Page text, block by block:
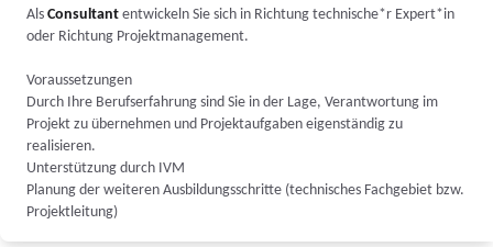
Als Consultant entwickeln Sie sich in Richtung technische*r Expert*in
oder Richtung Projektmanagement.
Voraussetzungen
Durch Ihre Berufserfahrung sind Sie in der Lage, Verantwortung im
Projekt zu übernehmen und Projektaufgaben eigenständig zu
realisieren.
Unterstützung durch IVM
Planung der weiteren Ausbildungsschritte (technisches Fachgebiet bzw.
Projektleitung)